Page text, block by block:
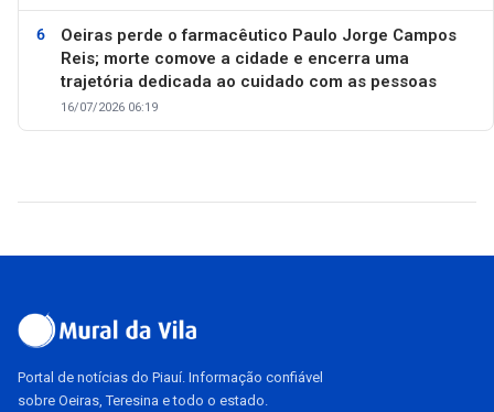
Oeiras perde o farmacêutico Paulo Jorge Campos
Reis; morte comove a cidade e encerra uma
trajetória dedicada ao cuidado com as pessoas
16/07/2026 06:19
Portal de notícias do Piauí. Informação confiável
sobre Oeiras, Teresina e todo o estado.